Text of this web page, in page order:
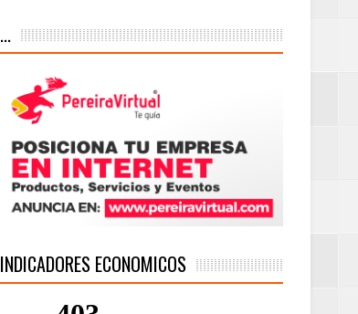
...
INDICADORES ECONOMICOS